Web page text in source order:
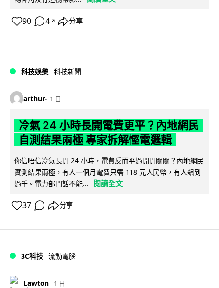
90 4 ↗ 分享
科技娛樂 科技新聞
arthur 1 日
冷氣 24 小時長開電費更平？內地網民
自測結果兩極 專家拆解慳電邏輯
你信唔信冷氣長開 24 小時，電費反而平過開開關關？內地網民
實測結果兩極，有人一個月電費只需 118 元人民幣，有人飆到
過千。電力部門話不能...
閱讀全文
37 分享
3C科技 流動電腦
Lawton 1 日